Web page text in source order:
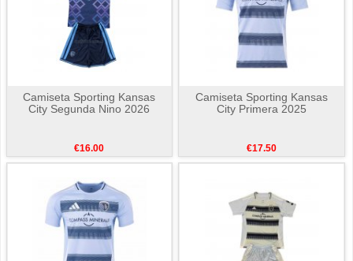
Camiseta Sporting Kansas
City Segunda Nino 2026
€16.00
Camiseta Sporting Kansas
City Primera 2025
€17.50